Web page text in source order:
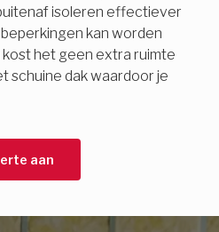
isoleren effectiever
kan worden
het geen extra ruimte
schuine dak waardoor je
aan
Volgende